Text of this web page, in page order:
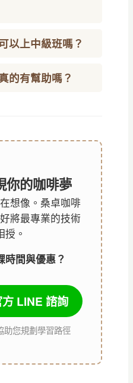
以上中級班嗎？
的有幫助嗎？
你的咖啡夢
想像。桑卓咖啡
將最專業的技術
授。
時間與優惠？
LINE 諮詢
助您規劃學習路徑